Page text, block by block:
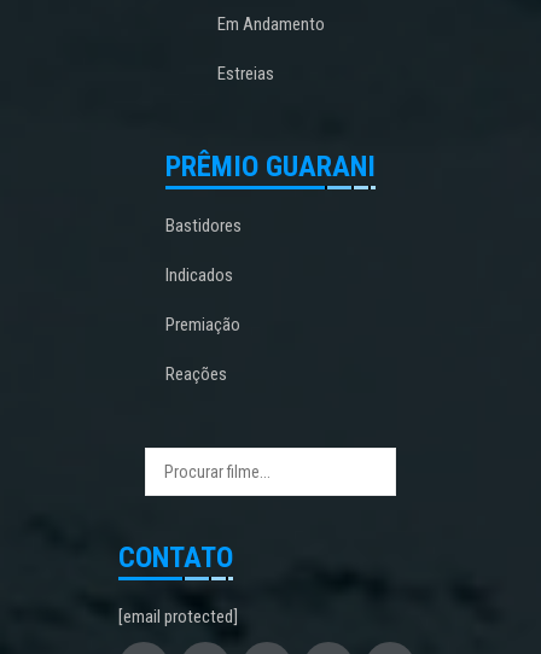
Em Andamento
Estreias
PRÊMIO GUARANI
Bastidores
Indicados
Premiação
Reações
CONTATO
[email protected]